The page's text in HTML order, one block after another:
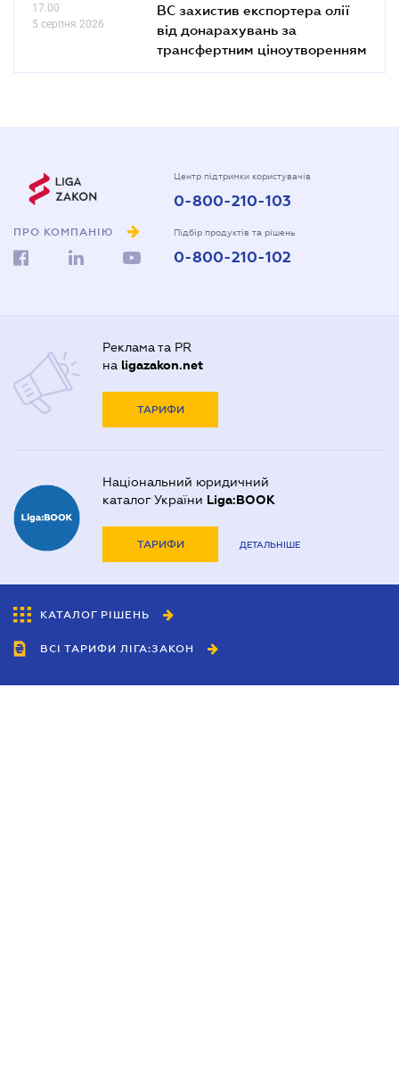
17.00
5 серпня 2026
ВС захистив експортера олії
від донарахувань за
трансфертним ціноутворенням
ПРО КОМПАНІЮ
Центр підтримки користувачів
0-800-210-103
Підбір продуктів та рішень
0-800-210-102
Реклама та PR
на ligazakon.net
ТАРИФИ
Національний юридичний
каталог України Liga:BOOK
ТАРИФИ ДЕТАЛЬНІШЕ
КАТАЛОГ РІШЕНЬ
ВСІ ТАРИФИ ЛІГА:ЗАКОН